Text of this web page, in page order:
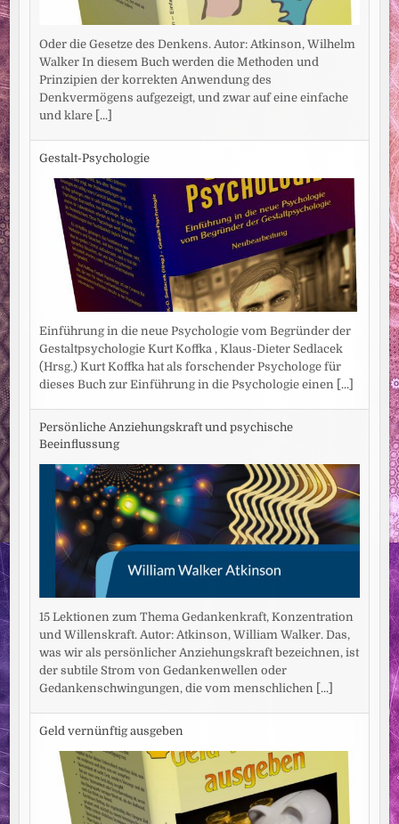
Oder die Gesetze des Denkens. Autor: Atkinson, Wilhelm
Walker In diesem Buch werden die Methoden und
Prinzipien der korrekten Anwendung des
Denkvermögens aufgezeigt, und zwar auf eine einfache
und klare [...]
Gestalt-Psychologie
Einführung in die neue Psychologie vom Begründer der
Gestaltpsychologie Kurt Koffka , Klaus-Dieter Sedlacek
(Hrsg.) Kurt Koffka hat als forschender Psychologe für
dieses Buch zur Einführung in die Psychologie einen [...]
Persönliche Anziehungskraft und psychische
Beeinflussung
15 Lektionen zum Thema Gedankenkraft, Konzentration
und Willenskraft. Autor: Atkinson, William Walker. Das,
was wir als persönlicher Anziehungskraft bezeichnen, ist
der subtile Strom von Gedankenwellen oder
Gedankenschwingungen, die vom menschlichen [...]
Geld vernünftig ausgeben